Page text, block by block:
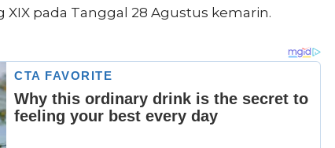
pada Tanggal 28 Agustus kemarin.